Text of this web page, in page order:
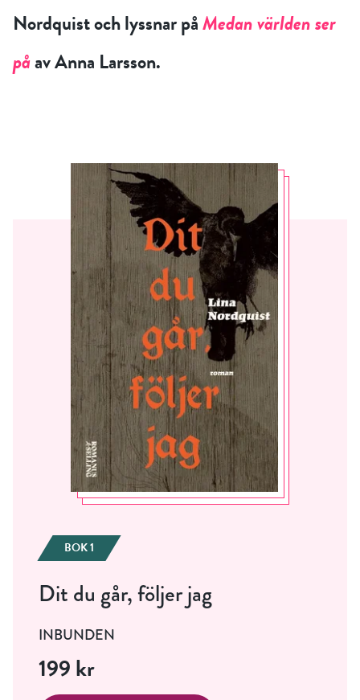
Nordquist och lyssnar påMedan världen ser
påav Anna Larsson.
BOK 1
Dit du går, följer jag
INBUNDEN
199 kr